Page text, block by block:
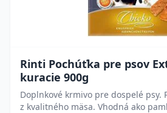
Rinti Pochúťka pre psov
kuracie 900g
Doplnkové krmivo pre dospelé psy.
z kvalitného mäsa. Vhodná ako